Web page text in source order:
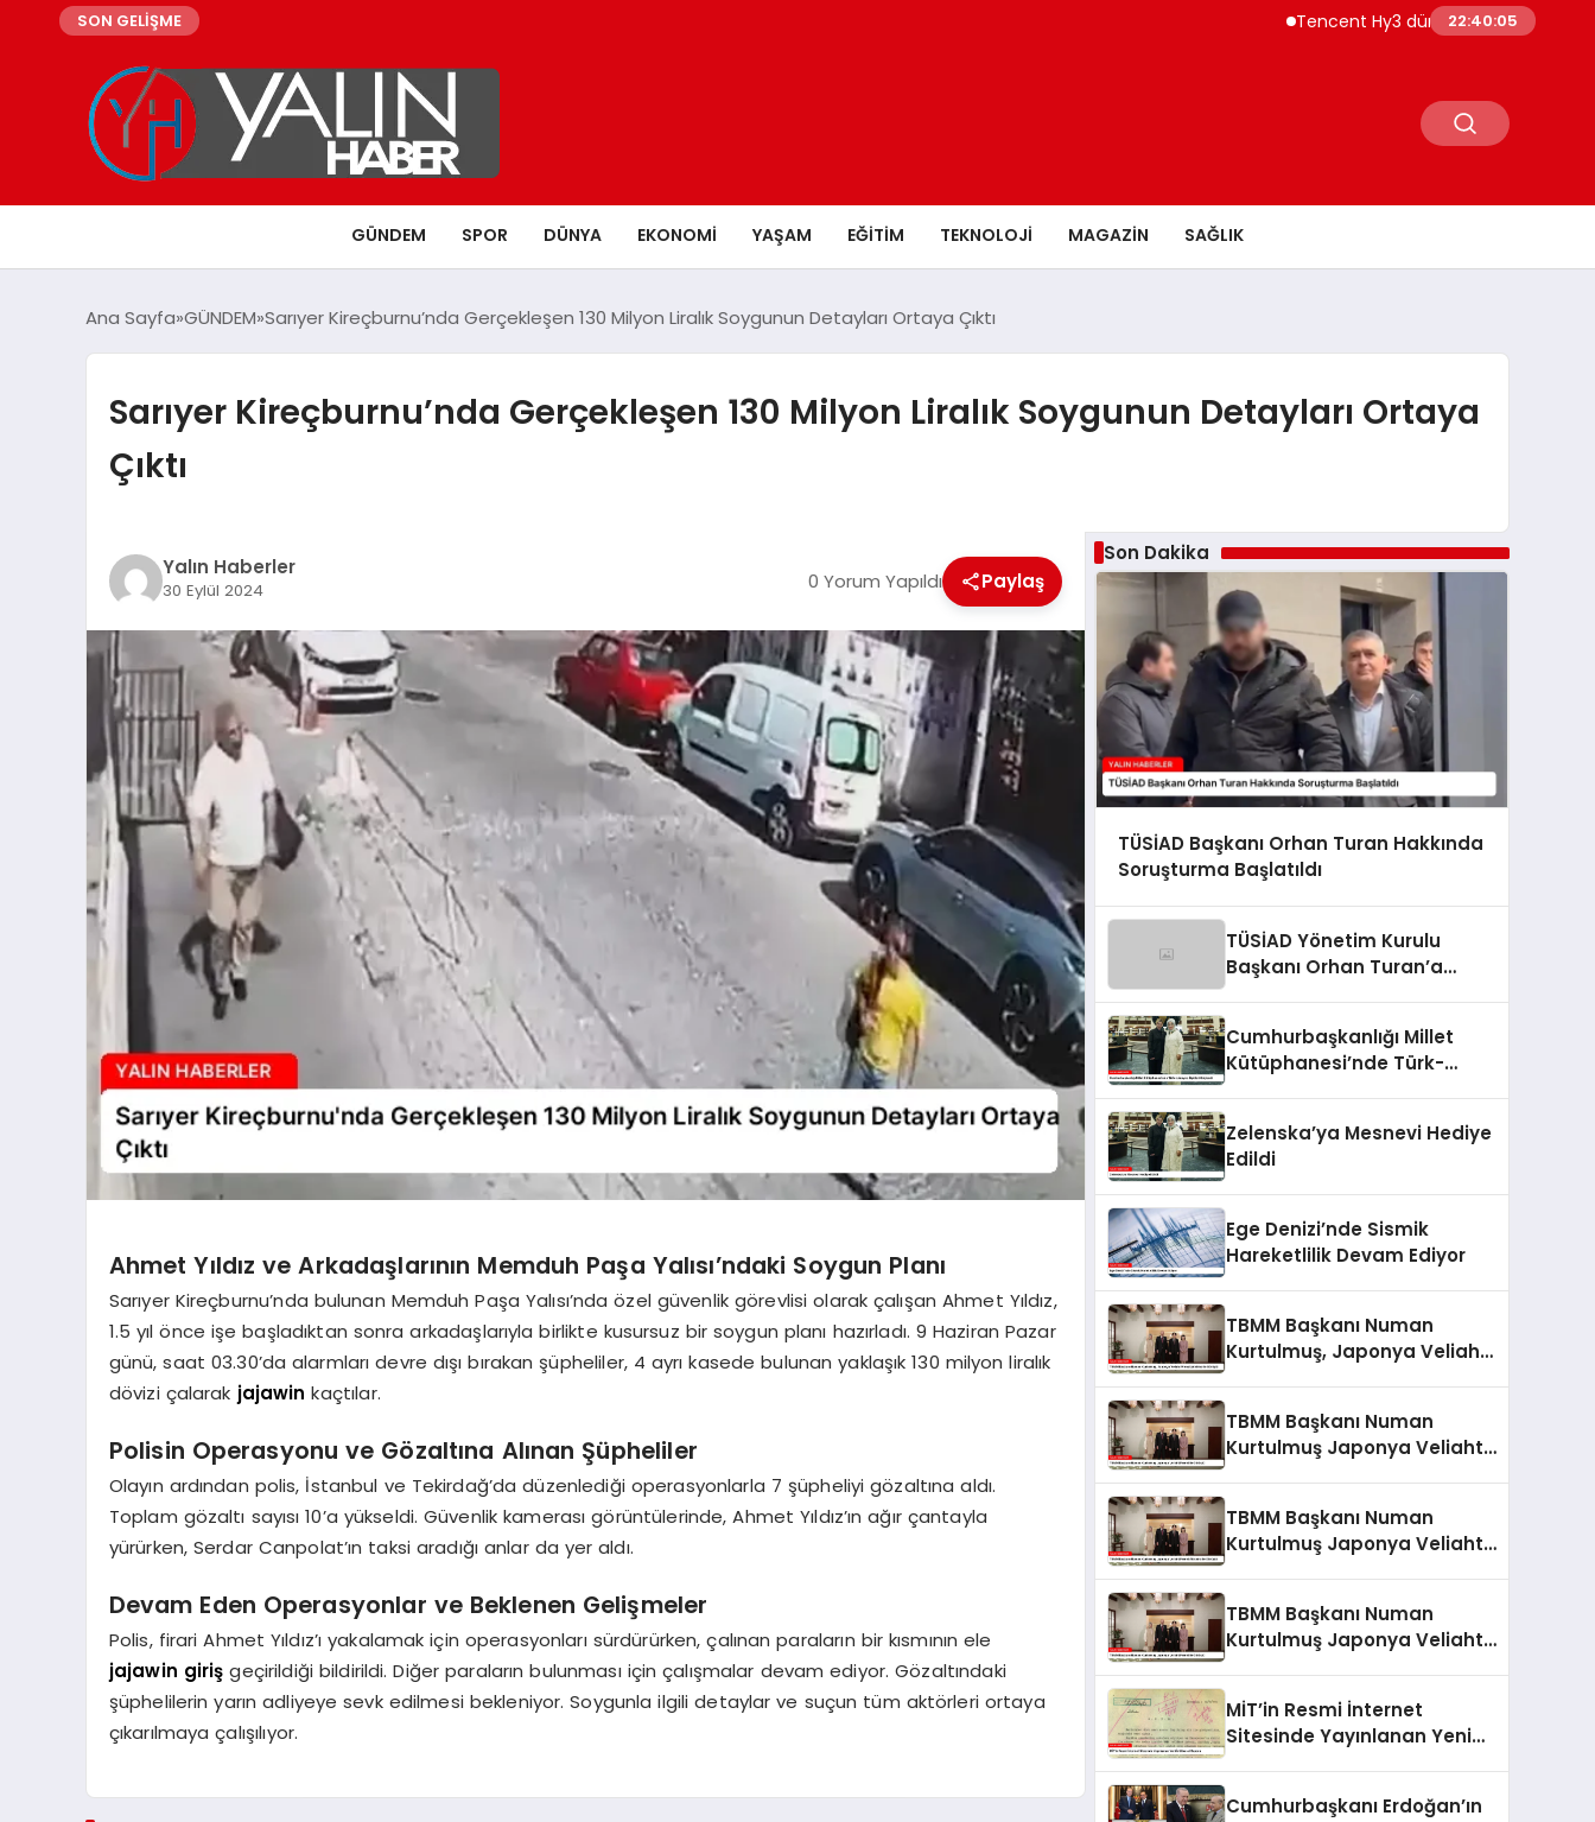
SON GELİŞME Tencent Hy3 dünya genelinde kullanıma
22:40:06
GÜNDEM SPOR DÜNYA EKONOMİ YAŞAM EĞİTİM TEKNOLOJİ MAGAZİN SAĞLIK
Ana Sayfa GÜNDEM Sarıyer Kireçburnu’nda Gerçekleşen 130 Milyon Liralık Soygunun Detayları Ortaya Çıktı
Sarıyer Kireçburnu’nda Gerçekleşen 130 Milyon Liralık Soygunun Detayları Ortaya
Çıktı
Yalın Haberler
30 Eylül 2024 0 Yorum Yapıldı Paylaş
Ahmet Yıldız ve Arkadaşlarının Memduh Paşa Yalısı’ndaki Soygun Planı
Sarıyer Kireçburnu’nda bulunan Memduh Paşa Yalısı’nda özel güvenlik görevlisi olarak çalışan Ahmet Yıldız,
1.5 yıl önce işe başladıktan sonra arkadaşlarıyla birlikte kusursuz bir soygun planı hazırladı. 9 Haziran Pazar
günü, saat 03.30’da alarmları devre dışı bırakan şüpheliler, 4 ayrı kasede bulunan yaklaşık 130 milyon liralık
dövizi çalarak jajawin kaçtılar.
Polisin Operasyonu ve Gözaltına Alınan Şüpheliler
Olayın ardından polis, İstanbul ve Tekirdağ’da düzenlediği operasyonlarla 7 şüpheliyi gözaltına aldı.
Toplam gözaltı sayısı 10’a yükseldi. Güvenlik kamerası görüntülerinde, Ahmet Yıldız’ın ağır çantayla
yürürken, Serdar Canpolat’ın taksi aradığı anlar da yer aldı.
Devam Eden Operasyonlar ve Beklenen Gelişmeler
Polis, firari Ahmet Yıldız’ı yakalamak için operasyonları sürdürürken, çalınan paraların bir kısmının ele
jajawin giriş geçirildiği bildirildi. Diğer paraların bulunması için çalışmalar devam ediyor. Gözaltındaki
şüphelilerin yarın adliyeye sevk edilmesi bekleniyor. Soygunla ilgili detaylar ve suçun tüm aktörleri ortaya
çıkarılmaya çalışılıyor.
Son Dakika
TÜSİAD Başkanı Orhan Turan Hakkında
Soruşturma Başlatıldı
TÜSİAD Yönetim Kurulu
Başkanı Orhan Turan’a
Cumhurbaşkanlığı Millet
Kütüphanesi’nde Türk-
Zelenska’ya Mesnevi Hediye
Edildi
Ege Denizi’nde Sismik
Hareketlilik Devam Ediyor
TBMM Başkanı Numan
Kurtulmuş, Japonya Veliaht
TBMM Başkanı Numan
Kurtulmuş Japonya Veliaht
TBMM Başkanı Numan
Kurtulmuş Japonya Veliaht
TBMM Başkanı Numan
Kurtulmuş Japonya Veliaht
MİT’in Resmi İnternet
Sitesinde Yayınlanan Yeni
Cumhurbaşkanı Erdoğan’ın